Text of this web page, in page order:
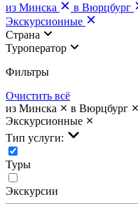
из Минска
в Вюрцбург
Экскурсионные
Страна
Туроператор
Фильтры
Очистить всё
из Минска
в Вюрцбург
Экскурсионные
Тип услуги:
Туры
Экскурсии